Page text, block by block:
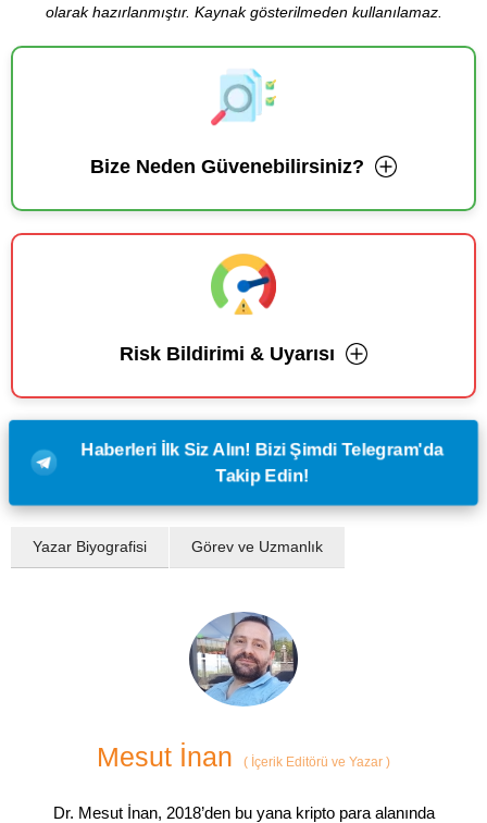
olarak hazırlanmıştır. Kaynak gösterilmeden kullanılamaz.
Bize Neden Güvenebilirsiniz?
Risk Bildirimi & Uyarısı
Haberleri İlk Siz Alın! Bizi Şimdi Telegram'da
Takip Edin!
Yazar Biyografisi Görev ve Uzmanlık
Mesut İnan ( İçerik Editörü ve Yazar )
Dr. Mesut İnan, 2018’den bu yana kripto para alanında